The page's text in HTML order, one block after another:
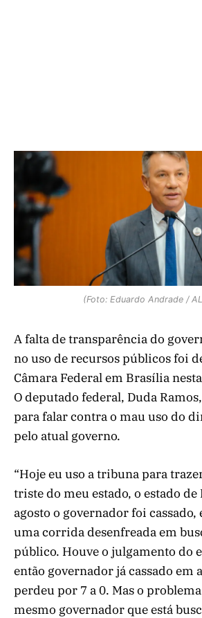
(Foto: Eduardo Andrade /
A falta de transparência do
no uso de recursos públicos foi
Câmara Federal em Brasília
O deputado federal, Duda
para falar contra o mau uso do
pelo atual governo.
“Hoje eu uso a tribuna para
triste do meu estado, o estado
agosto o governador foi cassado,
uma corrida desenfreada em
público. Houve o julgamento do
então governador já cassado em
perdeu por 7 a 0. Mas o
mesmo governador que está